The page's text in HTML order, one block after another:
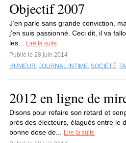
Objectif 2007
J’en parle sans grande conviction,
j’en suis passionné. Ceci dit, il va
les...
Lire la suite
Publié le 28 juin 2014
HUMEUR, JOURNAL INTIME, SOCIÉTÉ,
2012 en ligne de
Disons pour refaire son retard et
près des électeurs, élagués entre le
bonne dose de...
Lire la suite